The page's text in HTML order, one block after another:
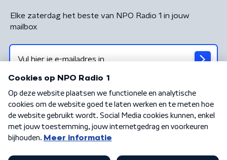
Elke zaterdag het beste van NPO Radio 1 in jouw
mailbox
Algemene voorwaarden